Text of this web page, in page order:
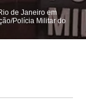
de Janeiro em
Polícia Militar do